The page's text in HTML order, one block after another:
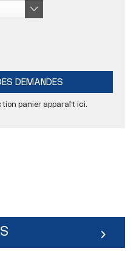
DEMANDES
panier apparaît ici.